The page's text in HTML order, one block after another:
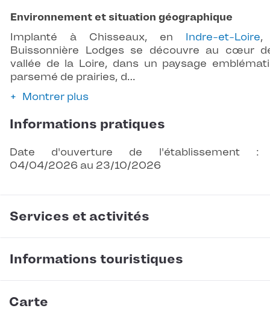
Environnement et situation géographique
Implanté à Chisseaux, en Indre-et-Loire
Buissonnière Lodgesse découvre au cœur
vallée de la Loire, dans un paysage
parsemé de prairies, d…
Montrer plus
Informations pratiques
Date d'ouverture de l'établissement :
04/04/2026 au 23/10/2026
Services et activités
Informations touristiques
Carte